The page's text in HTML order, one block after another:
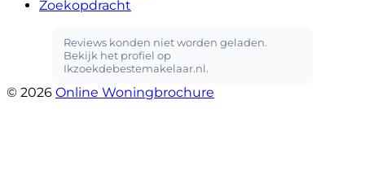
Zoekopdracht
© 2026 Online Woningbrochure